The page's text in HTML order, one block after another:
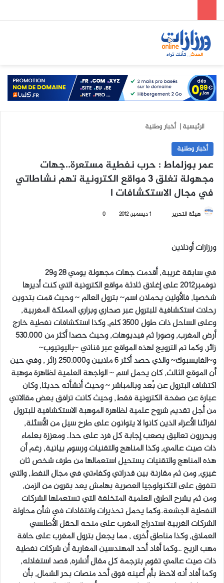
الرئيسية| أخبار وطنية
أخبار وطنية
عمر بوزلماط : حرب نفطية مستعرة..جهات
مجهولة تغلق 3 مواقع الكترونية تهم نشاطاتي
في مجال الاستكشافات ا
هيئة التحرير
ر
ي
د
ا
إ
ل
ك
ت
ر
و
ي
1 ديسمبر، 2012 0
ورزازات أونلاين
في سابقة غريبة, أقدمت جهات مجهولة يومي 28 و29
نوفمبر2012 على إغلاق ثلاثة مواقع الكترونية التي كنت أديرها
شخصيا, فالأولين يحملان اسم~ بترول العالم ~ وحيث قمت بتدوين
رحلات استكشافية للبترول عبر صحاري وبراري المملكة المغربية,
وعلى الساحل ذات طول 3500 كلم, وكذا استكشافات نفطية خارج
أرض المغرب, وصورا ثم فيديوهات, وحيث حصدا أكثر من 530.000
زائر, وكما تم الترويج لهذه المواقع عبر قناتي ~باليوتيوب~
و~الفايسبوك~ والذي حصد أكثر 6 ملايين و250.000 زائر , وفي حين
أن الموقع الثالث, كان يحمل اسم ~ الواجهة العلمية لظاهرة موهبة
اكتشاف البترول عن بُعد وبالمباشر ~ وحيث أنشأته حديثا, وكان
عبارة عن صفحة الكترونية فقط, وحيث كانت ترافق بعض مقالاتي
من أجل تقديم شروح علمية لظاهرة الموهبة الاستكشافية للبترول
لقرائنا الأعزاء الذين كانوا لا يتوانون على طرح سيل من الأسئلة,
ويحررون تعاليق يصعب إجابة كل فرد على حدا.. ومعززة بعلماء
ذات صيت عالمي, وكذا المناهج والتقنيات ورسوم بيانية, رغم أن
هذه المناهج والتقنيات يستحيل استعمالها من طرف شخص ثان
غيري, ومن ثم مقارنة بين قدراتي وكفاءتي في مجال النفط, والتي
تتفوق على التكنولوجيا العصرية بهامش يعد بقرون من الزمن,
ومن ثم يشرح الطرق العلمية المتخلفة التي تستعملها الشركات
النفطية الجشعة..وكما يحمل تحذيرات وانتقادات في شأن محاولة
الشركات الغربية استدراج المغرب على منحه الحقل الأطلسي
العملاق, وكذا مناطق أخرى , مما يجعل بترول المغرب على حافة
مهب الريح …وكما أفاد أحد المهندسين المغاربة أن شركات نفطية
ذات صيت عالمي تقوم بترجمة كل مقال أنشره, قصد استغلاله,
وكما أفاد أنه لاحظ بأم أعينه فوق أحد منصات بحر الشمال, بأن